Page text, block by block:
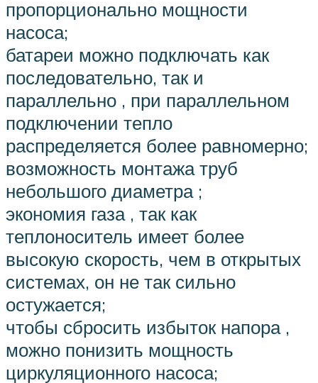
пропорционально мощности
насоса;
батареи можно подключать как
последовательно, так и
параллельно , при параллельном
подключении тепло
распределяется более равномерно;
возможность монтажа труб
небольшого диаметра ;
экономия газа , так как
теплоноситель имеет более
высокую скорость, чем в открытых
системах, он не так сильно
остужается;
чтобы сбросить избыток напора ,
можно понизить мощность
циркуляционного насоса;